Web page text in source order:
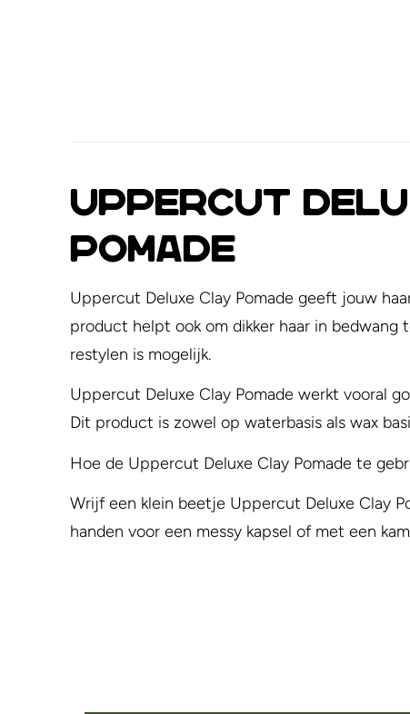
Uppercut
pomade
Uppercut Deluxe Clay Pomade geeft jouw
product helpt ook om dikker haar in
restylen is mogelijk.
Uppercut Deluxe Clay Pomade werkt vooral
Dit product is zowel op waterbasis als wax
Hoe de Uppercut Deluxe Clay Pomade te
Wrijf een klein beetje Uppercut Deluxe Clay
handen voor een messy kapsel of met een